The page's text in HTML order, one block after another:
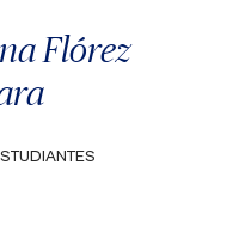
Flórez